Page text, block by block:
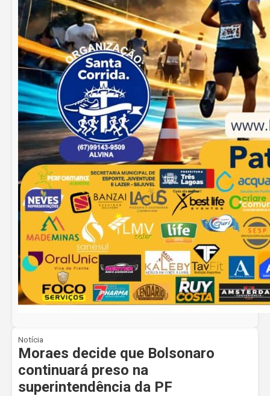
Notícia
Moraes decide que Bolsonaro
continuará preso na
superintendência da PF